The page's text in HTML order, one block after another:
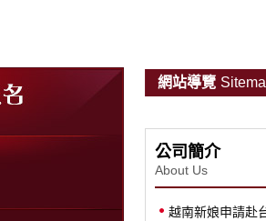
網站導覽
公司簡介
About Us
越南新娘申請赴